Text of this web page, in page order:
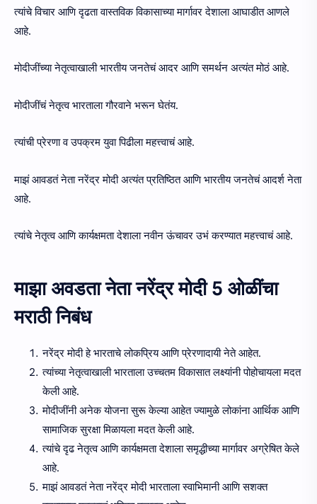
त्यांचे विचार आणि दृढता वास्तविक विकासाच्या मार्गावर देशाला आघाडीत आणले
आहे.
मोदीजींच्या नेतृत्वाखाली भारतीय जनतेचं आदर आणि समर्थन अत्यंत मोठं आहे.
मोदीजींचं नेतृत्व भारताला गौरवाने भरून घेतंय.
त्यांची प्रेरणा व उपक्रम युवा पिढीला महत्त्वाचं आहे.
माझं आवडतं नेता नरेंद्र मोदी अत्यंत प्रतिष्ठित आणि भारतीय जनतेचं आदर्श नेता
आहे.
त्यांचे नेतृत्व आणि कार्यक्षमता देशाला नवीन ऊंचावर उभं करण्यात महत्त्वाचं आहे.
माझा अवडता नेता नरेंद्र मोदी 5 ओळींचा
मराठी निबंध
नरेंद्र मोदी हे भारताचे लोकप्रिय आणि प्रेरणादायी नेते आहेत.
त्यांच्या नेतृत्वाखाली भारताला उच्चतम विकासात लक्ष्यांनी पोहोचायला मदत
केली आहे.
मोदीजींनी अनेक योजना सुरू केल्या आहेत ज्यामुळे लोकांना आर्थिक आणि
सामाजिक सुरक्षा मिळायला मदत केली आहे.
त्यांचे दृढ नेतृत्व आणि कार्यक्षमता देशाला समृद्धीच्या मार्गावर अग्रेषित केले
आहे.
माझं आवडतं नेता नरेंद्र मोदी भारताला स्वाभिमानी आणि सशक्त